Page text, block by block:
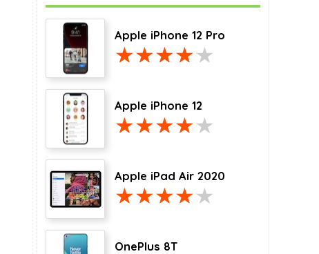
Apple iPhone 12 Pro
Apple iPhone 12
Apple iPad Air 2020
OnePlus 8T